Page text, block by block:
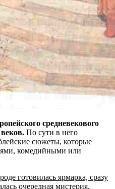
средневекового
По сути в него
сюжеты, которые
комедийными или
готовилась ярмарка, сразу
очередная мистерия.